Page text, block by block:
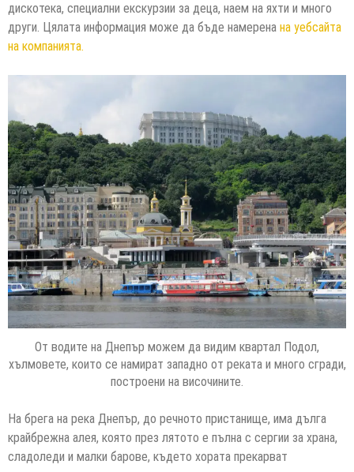
дискотека, специални екскурзии за деца, наем на яхти и много
други. Цялата информация може да бъде намерена на уебсайта
на компанията.
От водите на Днепър можем да видим квартал Подол,
хълмовете, които се намират западно от реката и много сгради,
построени на височините.
На брега на река Днепър, до речното пристанище, има дълга
крайбрежна алея, която през лятото е пълна с сергии за храна,
сладоледи и малки барове, където хората прекарват